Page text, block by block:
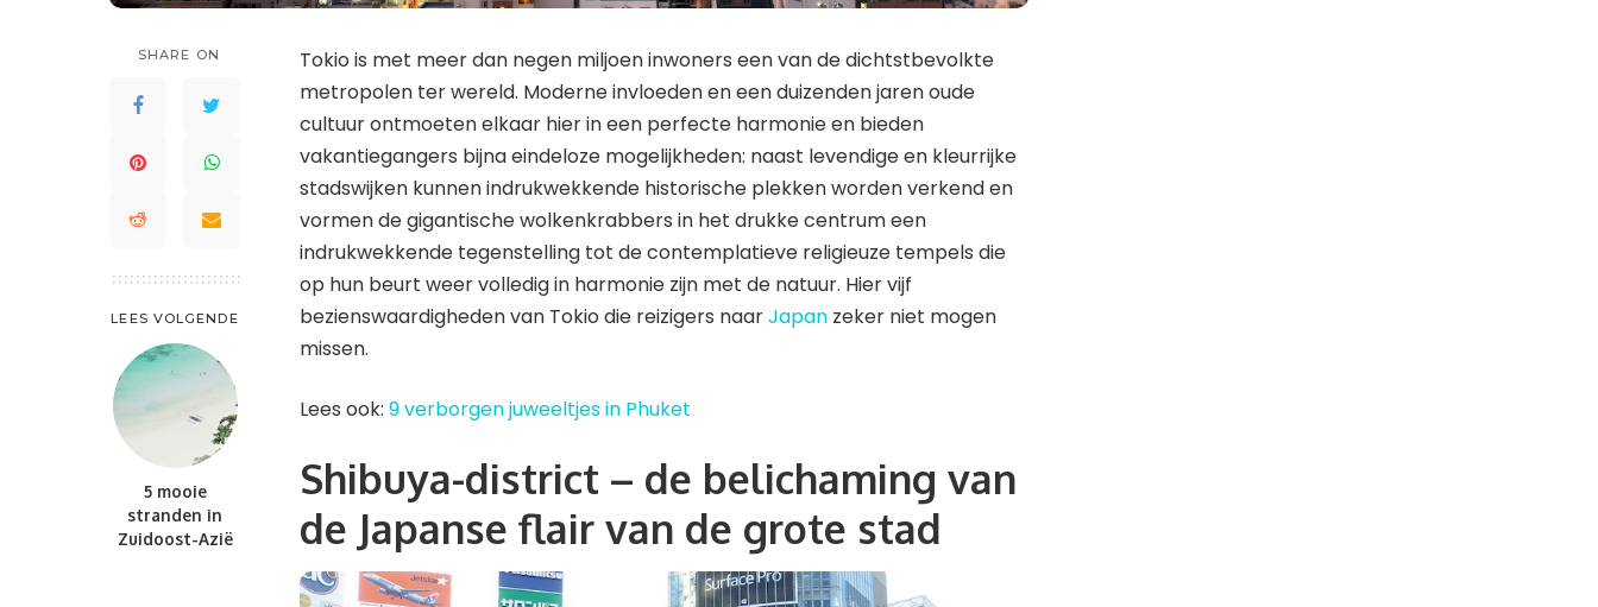
Saint-Barthélemy
St. Kitts en Nevis
Turks- en Caicoseilanden
Trinidad en Tobago
Turks- en Caicoseilanden
SHARE ON
LEES VOLGENDE
5 mooie
stranden in
Zuidoost-Azië
Tokio is met meer dan negen miljoen inwoners een van de dichtstbevolkte
metropolen ter wereld. Moderne invloeden en een duizenden jaren oude
cultuur ontmoeten elkaar hier in een perfecte harmonie en bieden
vakantiegangers bijna eindeloze mogelijkheden: naast levendige en kleurrijke
stadswijken kunnen indrukwekkende historische plekken worden verkend en
vormen de gigantische wolkenkrabbers in het drukke centrum een
indrukwekkende tegenstelling tot de contemplatieve religieuze tempels die
op hun beurt weer volledig in harmonie zijn met de natuur. Hier vijf
bezienswaardigheden van Tokio die reizigers naarJapan zeker niet mogen
missen.
Lees ook: 9 verborgen juweeltjes in Phuket
Shibuya-district – de belichaming van
de Japanse flair van de grote stad